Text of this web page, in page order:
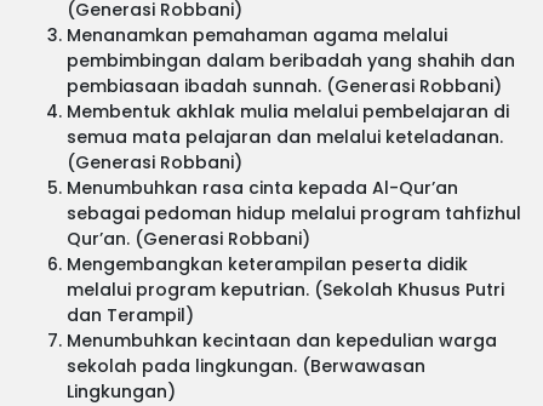
(Generasi Robbani)
Menanamkan pemahaman agama melalui
pembimbingan dalam beribadah yang shahih dan
pembiasaan ibadah sunnah. (Generasi Robbani)
Membentuk akhlak mulia melalui pembelajaran di
semua mata pelajaran dan melalui keteladanan.
(Generasi Robbani)
Menumbuhkan rasa cinta kepada Al-Qur’an
sebagai pedoman hidup melalui program tahfizhul
Qur’an. (Generasi Robbani)
Mengembangkan keterampilan peserta didik
melalui program keputrian. (Sekolah Khusus Putri
dan Terampil)
Menumbuhkan kecintaan dan kepedulian warga
sekolah pada lingkungan. (Berwawasan
Lingkungan)